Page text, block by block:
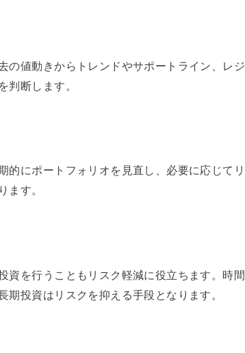
の値動きからトレンドやサポートライン、レジ
判断します。
的にポートフォリオを見直し、必要に応じてリ
ます。
資を行うこともリスク軽減に役立ちます。時間
投資はリスクを抑える手段となります。